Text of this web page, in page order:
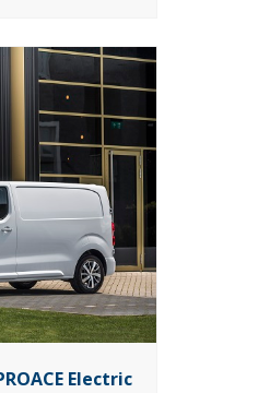
Electric